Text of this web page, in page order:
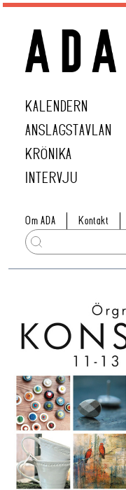
KALENDERN
ANSLAGSTAVLAN
KRÖNIKA
INTERVJU
Om ADA Kontakt